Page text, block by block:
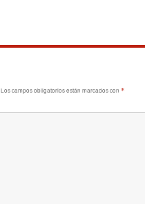
Los campos obligatorios están marcados con *